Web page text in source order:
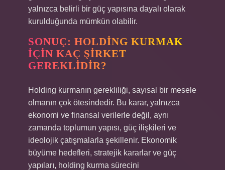
yalnızca belirli bir güç yapısına dayalı olarak
kurulduğunda mümkün olabilir.
SONUÇ: HOLDING KURMAK
İÇIN KAÇ ŞIRKET
GEREKLIDIR?
Holding kurmanın gerekliliği, sayısal bir mesele
olmanın çok ötesindedir. Bu karar, yalnızca
ekonomi ve finansal verilerle değil, aynı
zamanda toplumun yapısı, güç ilişkileri ve
ideolojik çatışmalarla şekillenir. Ekonomik
büyüme hedefleri, stratejik kararlar ve güç
yapıları, holding kurma sürecini